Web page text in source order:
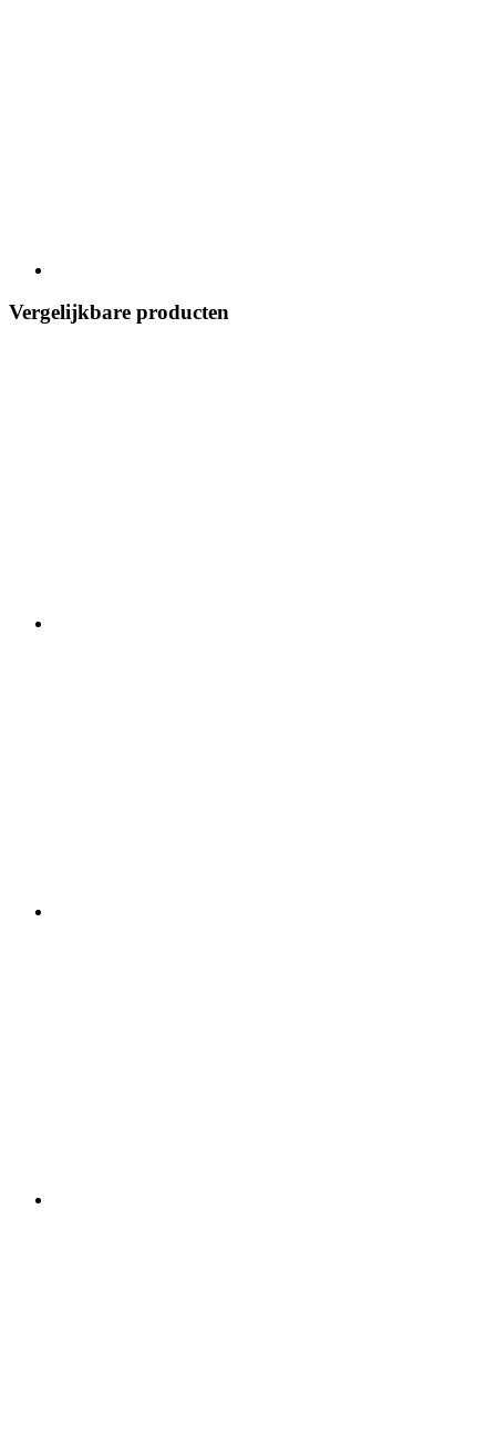
Vergelijkbare producten